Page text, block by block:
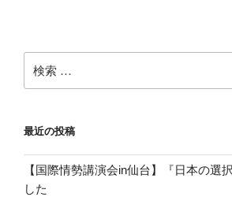
索:
最近の投稿
【国際情勢講演会in仙台】『日本の選
した